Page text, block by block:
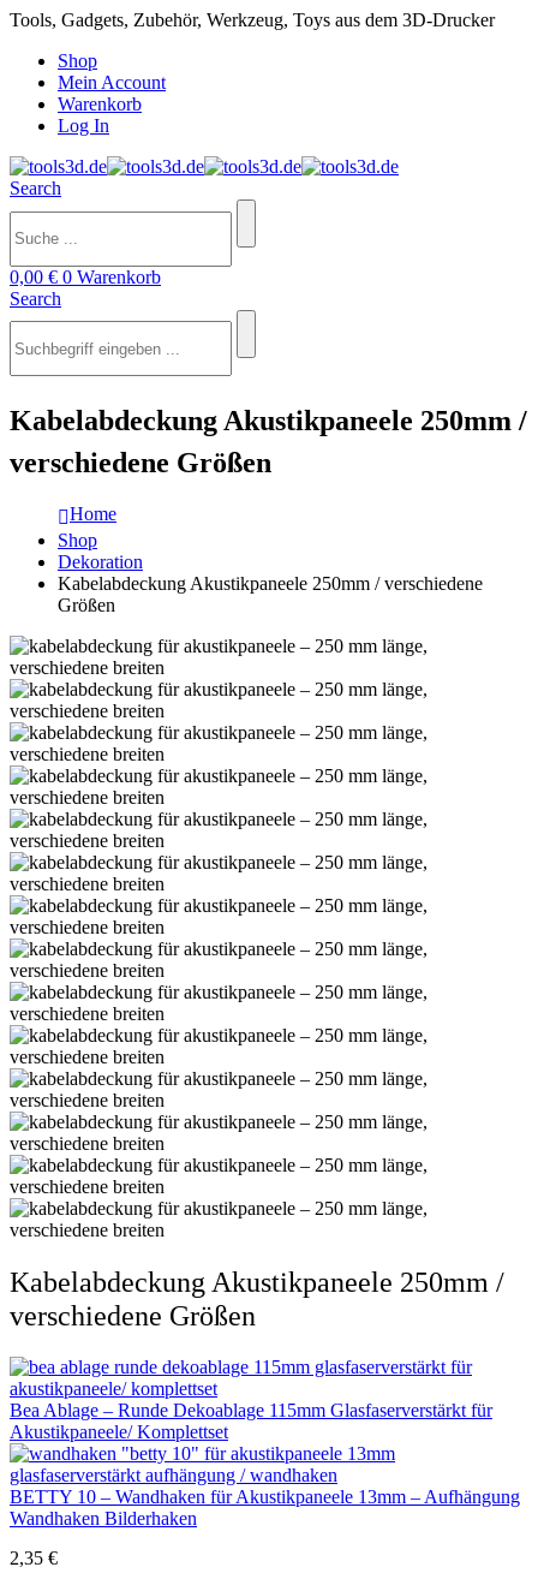
Tools, Gadgets, Zubehör, Werkzeug, Toys aus dem 3D-Drucker
Shop
Mein Account
Warenkorb
Log In
Search
0,00 € 0 Warenkorb
Search
Kabelabdeckung Akustikpaneele 250mm /
verschiedene Größen
Home
Shop
Dekoration
Kabelabdeckung Akustikpaneele 250mm / verschiedene
Größen
Kabelabdeckung Akustikpaneele 250mm /
verschiedene Größen
Bea Ablage – Runde Dekoablage 115mm Glasfaserverstärkt für
Akustikpaneele/ Komplettset
BETTY 10 – Wandhaken für Akustikpaneele 13mm – Aufhängung
Wandhaken Bilderhaken
2,35 €